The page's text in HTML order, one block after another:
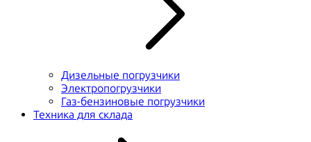
Дизельные погрузчики
Электропогрузчики
Газ-бензиновые погрузчики
Техника для склада